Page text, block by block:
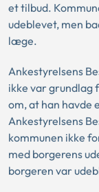
et tilbud.
udeblevet, men
læge.
Ankestyrelsens
ikke var grundlag
om, at han havde
Ankestyrelsens
kommunen ikke
med borgerens
borgeren var